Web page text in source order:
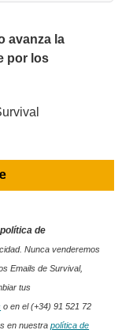
avanza la
por los
de
Nunca venderemos
Emails de Survival,
tus
o en el (+34) 91 521 72
en nuestrapolítica de